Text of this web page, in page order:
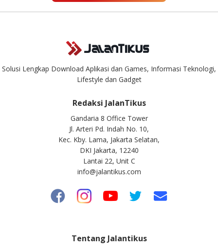
Solusi Lengkap Download Aplikasi dan Games, Informasi Teknologi,
Lifestyle dan Gadget
Redaksi JalanTikus
Gandaria 8 Office Tower
Jl. Arteri Pd. Indah No. 10,
Kec. Kby. Lama, Jakarta Selatan,
DKI Jakarta, 12240
Lantai 22, Unit C
info@jalantikus.com
Tentang Jalantikus